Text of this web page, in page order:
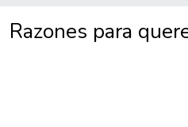
Razones para